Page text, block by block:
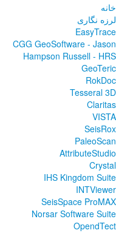
خانه
لرزه نگاری
EasyTrace
CGG GeoSoftware - Jason
Hampson Russell - HRS
GeoTeric
RokDoc
Tesseral 3D
Claritas
VISTA
SeisRox
PaleoScan
AttributeStudio
Crystal
IHS Kingdom Suite
INTViewer
SeisSpace ProMAX
Norsar Software Suite
OpendTect